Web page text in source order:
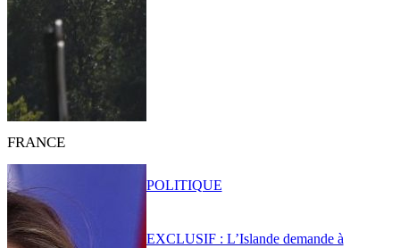
FRANCE
EXCLUSIF : L’Islande demande à
POLITIQUE